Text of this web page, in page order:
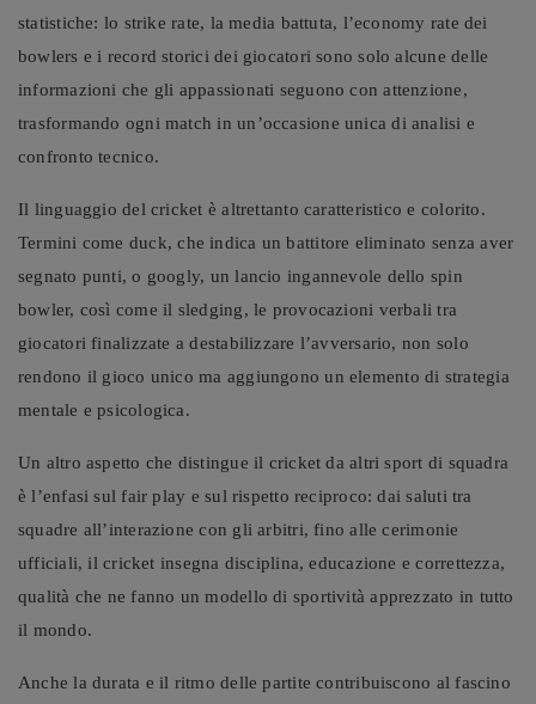
statistiche: lo strike rate, la media battuta, l’economy rate dei
bowlers e i record storici dei giocatori sono solo alcune delle
informazioni che gli appassionati seguono con attenzione,
trasformando ogni match in un’occasione unica di analisi e
confronto tecnico.
Il linguaggio del cricket è altrettanto caratteristico e colorito.
Termini come duck, che indica un battitore eliminato senza aver
segnato punti, o googly, un lancio ingannevole dello spin
bowler, così come il sledging, le provocazioni verbali tra
giocatori finalizzate a destabilizzare l’avversario, non solo
rendono il gioco unico ma aggiungono un elemento di strategia
mentale e psicologica.
Un altro aspetto che distingue il cricket da altri sport di squadra
è l’enfasi sul fair play e sul rispetto reciproco: dai saluti tra
squadre all’interazione con gli arbitri, fino alle cerimonie
ufficiali, il cricket insegna disciplina, educazione e correttezza,
qualità che ne fanno un modello di sportività apprezzato in tutto
il mondo.
Anche la durata e il ritmo delle partite contribuiscono al fascino